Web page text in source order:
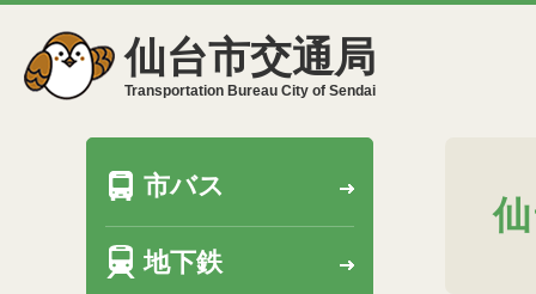
仙台市交通局
Transportation Bureau City of Sendai
市バス
地下鉄